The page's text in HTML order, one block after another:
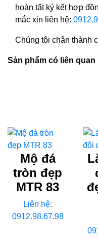
hoàn tất ký kết hợp
mắc xin liên hệ:
Chúng tôi chân thành
Sản phẩm có liên quan
Mộ đá
tròn đẹp
MTR 83
Liên hệ:
0912.98.67.98